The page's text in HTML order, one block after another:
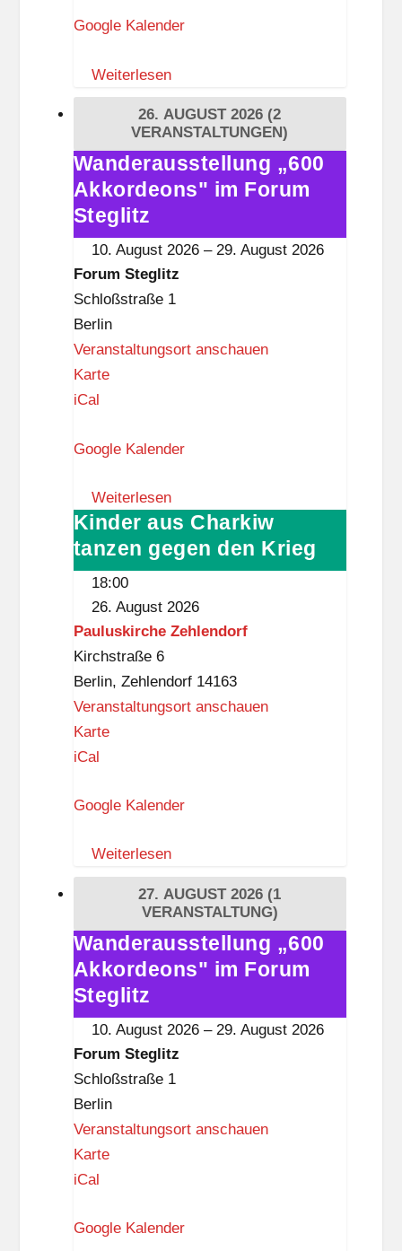
u
S
t
g
t
z
Google Kalender
Weiterlesen
26. AUGUST 2026 (2
VERANSTALTUNGEN)
Wanderausstellung
„600
Akkordeons"
im
Wanderausstellung „600
Akkordeons" im Forum
Steglitz
10. August 2026 – 29. August 2026
Forum Steglitz
Schloßstraße 1
Berlin
Veranstaltungsort anschauen
KarteF
u
S
t
e
g
i
t
z
iCal
Google Kalender
Weiterlesen
Kinder
aus
Charkiw
gegen
den
Krieg
Kinder aus Charkiw
tanzen gegen den Krieg
18:00
26. August 2026
Pauluskirche Zehlendorf
Kirchstraße 6
Berlin, Zehlendorf 14163
Veranstaltungsort anschauen
KarteP
l
s
k
r
h
e
Z
e
h
l
e
n
r
iCal
Google Kalender
Weiterlesen
27. AUGUST 2026 (1
VERANSTALTUNG)
Wanderausstellung
„600
Akkordeons"
im
Wanderausstellung „600
Akkordeons" im Forum
Steglitz
10. August 2026 – 29. August 2026
Forum Steglitz
Schloßstraße 1
Berlin
Veranstaltungsort anschauen
KarteF
u
iCal
Google Kalender